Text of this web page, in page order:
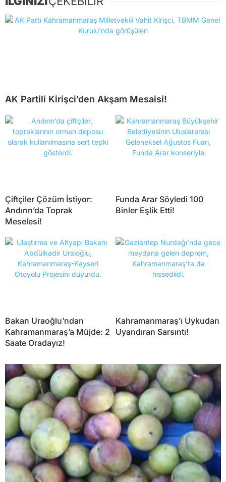
AK Partili Kirişci’den Akşam Mesaisi!
Çiftçiler Çözüm İstiyor:
Andırın’da Toprak
Meselesi!
Funda Arar Söyledi 100
Binler Eşlik Etti!
Bakan Uraoğlu’ndan
Kahramanmaraş’a Müjde: 2
Saate Oradayız!
Kahramanmaraş’ı Uykudan
Uyandıran Sarsıntı!